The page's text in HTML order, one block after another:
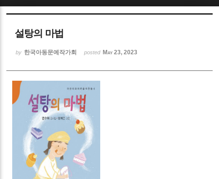
설탕의 마법
by 한국아동문예작가회 posted May 23, 2023
Sketchbook5, 스케치북5
Sketchbook5, 스케치북5